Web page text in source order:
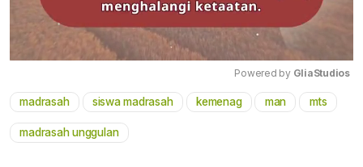
Mute
Powered by GliaStudios
madrasah siswa madrasah kemenag man mts
madrasah unggulan